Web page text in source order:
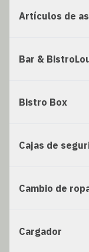
Artículos de
Bar &
Bistro Box
Cajas de
Cambio de
Cargador